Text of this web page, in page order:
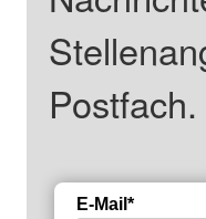
Postfach.
E-Mail*